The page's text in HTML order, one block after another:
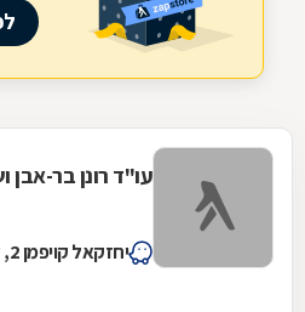
עו"ד רונן בר-אבן
יחזקאל קויפמן 2, דרום תל אביב